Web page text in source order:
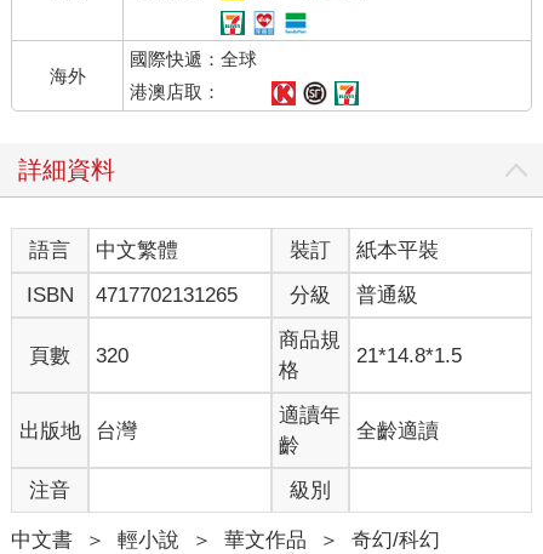
海外
國際快遞：全球
港澳店取：
詳細資料
語言 中文繁體 裝訂
紙本平裝
ISBN
4717702131265 分級 普通級
頁數 320
商品規
格
21*14.8*1.5
出版地 台灣
適讀年
齡
全齡適讀
注音 級別
中文書 ＞ 輕小說 ＞ 華文作品 ＞ 奇幻/科幻